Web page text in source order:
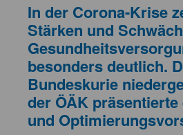
In der Corona-Krise
Stärken und
besonders deutlich.
Bundeskurie
der ÖÄK
und